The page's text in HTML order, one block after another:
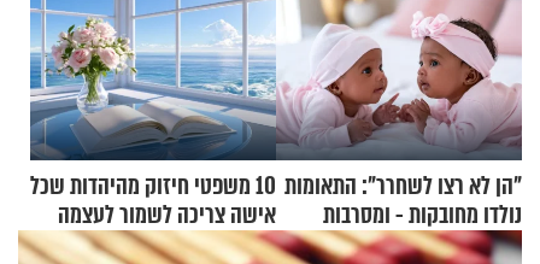
"הן לא רצו לשחרר": התאומות
נולדו מחובקות - ומסרבות
להיפרד
10 משפטי חיזוק מהיהדות שכל
אישה צריכה לשמור לעצמה